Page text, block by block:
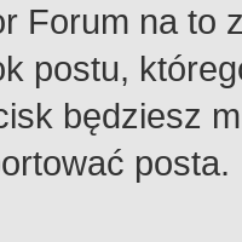
Forum na to
postu,
będziesz
posta.